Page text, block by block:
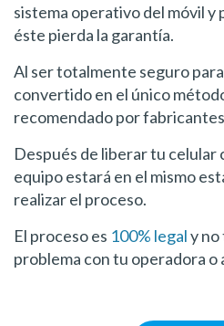
sistema operativo del móvil y
éste pierda la garantía.
Al ser totalmente seguro
convertido en el único
recomendado por
Después de liberar tu
equipo estará en el mismo
realizar el proceso.
El proceso es 100% legaly no
problema con tu operadora o